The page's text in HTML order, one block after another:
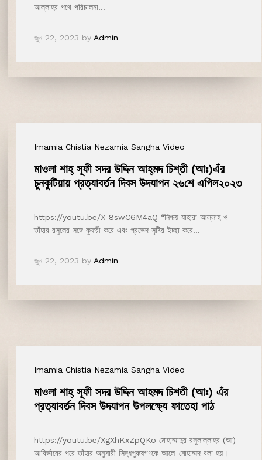
আল্লাহর পথে পরিচালনা…
জুন 22, 2023 by Admin
Imamia Chistia Nezamia Sangha Video
মাওলা শাহ্‌ সূফী সদর উদ্দিন আহ্‌মদ চিশ্‌তী (আঃ)এঁর
চুনকুটিয়ায় প্রত্যাবর্তন দিবস উদযাপন ২৬শে এপিল২০২৩
https://youtu.be/X-8swC6M4aQ “নিশ্চয় যাহারা আল্লাহ ও
তাঁহার রসুলের সঙ্গে কুফরী করে এবং প্রভেদ সৃষ্টির ইচ্ছা করে…
জুন 22, 2023 by Admin
Imamia Chistia Nezamia Sangha Video
মাওলা শাহ্‌ সূফী সদর উদ্দিন আহমদ চিশতী (আঃ) এঁর
প্রত্যাবর্তন দিবস উদযাপন উপলক্ষ্যে ফাতেহা পাঠ
https://youtu.be/XgXhKxZpQKo মোহাম্মাদুর রসুলাল্লাহর (আ)
আবির্ভাবের পরে তাঁহার অনুসারী সিদ্ধপুরুষগণকে আলে-মোহাম্মদ বলা হয়।